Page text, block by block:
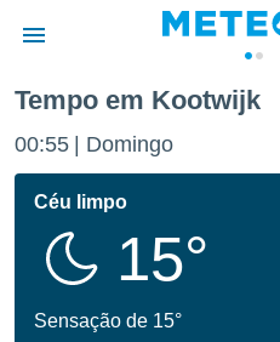
da
foi
fornecidas
a este
Tempo em Kootwijk
00:55 Domingo
Céu limpo
15°
Sensação de 15°